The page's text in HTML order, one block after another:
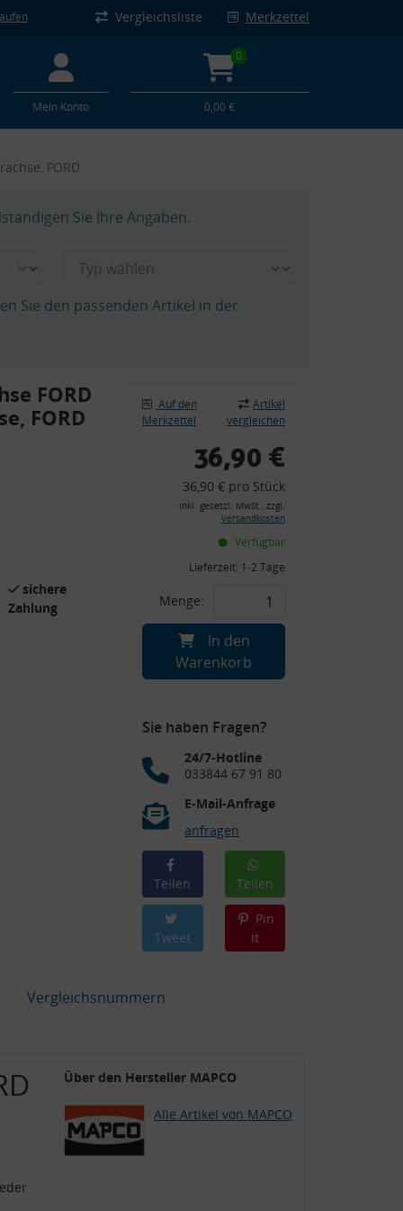
Vergleichsliste Merkzettel
Mein Konto
0
0,00 €
FORD
Sie Ihre Angaben.
Sie den passenden Artikel in der
FORD
FORD
sichere
Zahlung
Auf den
Merkzettel
Artikel
vergleichen
36,90 €
36,90 € pro Stück
inkl. gesetzl. MwSt., zzgl.
Versandkosten
Verfügbar
Lieferzeit: 1-2 Tage
Menge:
In den
Warenkorb
Sie haben Fragen?
24/7-Hotline
033844 67 91 80
E-Mail-Anfrage
anfragen
Teilen Teilen
Tweet
Pin
it
Vergleichsnummern
Über den Hersteller MAPCO
Alle Artikel von MAPCO